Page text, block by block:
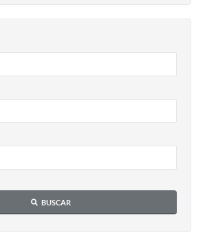
BUSCAR